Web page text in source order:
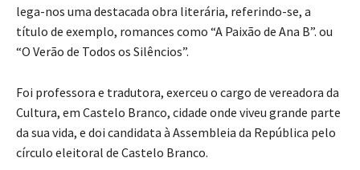
lega-nos uma destacada obra literária, referindo-se, a
título de exemplo, romances como “A Paixão de Ana B”. ou
“O Verão de Todos os Silêncios”.
Foi professora e tradutora, exerceu o cargo de vereadora da
Cultura, em Castelo Branco, cidade onde viveu grande parte
da sua vida, e doi candidata à Assembleia da República pelo
círculo eleitoral de Castelo Branco.